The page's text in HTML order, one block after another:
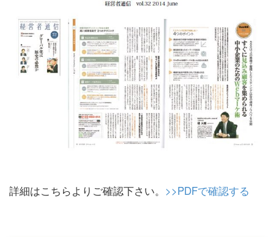
詳細はこちらよりご確認下さい。 >>PDFで確認する